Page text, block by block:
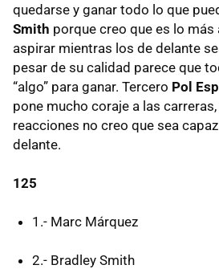
quedarse y ganar todo lo que
Smith porque creo que es lo más
aspirar mientras los de delante
pesar de su calidad parece que
“algo” para ganar. Tercero Pol
pone mucho coraje a las
reacciones no creo que sea
delante.
125
1.- Marc Márquez
2.- Bradley Smith